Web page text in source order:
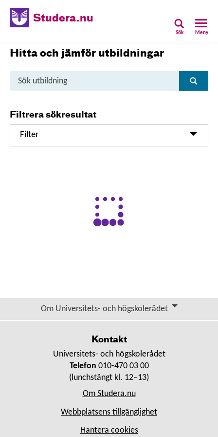
Studera.nu
Sök Meny
Hitta och jämför utbildningar
Sök
Sök
Filtrera sökresultat
Filter
Om Universitets- och högskolerådet
Kontakt
Universitets- och högskolerådet
Telefon 010-470 03 00
(lunchstängt kl. 12–13)
Om Studera.nu
Webbplatsens tillgänglighet
Hantera cookies